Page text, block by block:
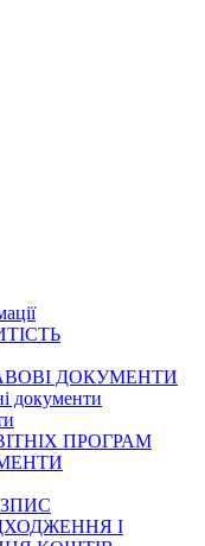
ДОКУМЕНТИ
документи
ПРОГРАМ
І